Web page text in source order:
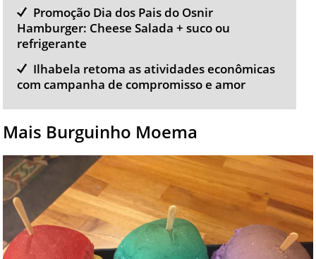
Promoção Dia dos Pais do Osnir
Hamburger: Cheese Salada + suco ou
refrigerante
Ilhabela retoma as atividades econômicas
com campanha de compromisso e amor
Mais Burguinho Moema